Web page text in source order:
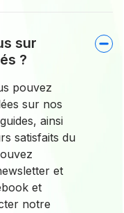
sur
?
pouvez
sur nos
ainsi
satisfaits du
et
et
notre